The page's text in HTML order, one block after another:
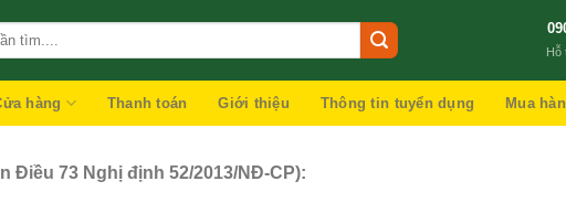
Hỗ
hàng Thanh toán Giới thiệu Thông tin tuyển dụng Mua
Điều 73 Nghị định 52/2013/NĐ-CP):